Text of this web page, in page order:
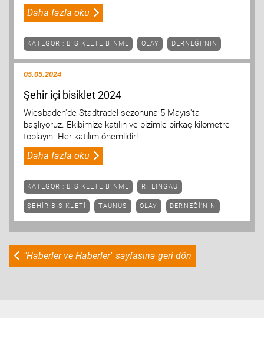
Daha fazla oku
KATEGORI: BISIKLETE BINME OLAY DERNEĞI'NIN
05.05.2024
Şehir içi bisiklet 2024
Wiesbaden'de Stadtradel sezonuna 5 Mayıs'ta
başlıyoruz. Ekibimize katılın ve bizimle birkaç kilometre
toplayın. Her katılım önemlidir!
Daha fazla oku
KATEGORI: BISIKLETE BINME RHEINGAU
ŞEHIR BISIKLETI TAUNUS OLAY DERNEĞI'NIN
"Haberler ve Haberler" sayfasına geri dön